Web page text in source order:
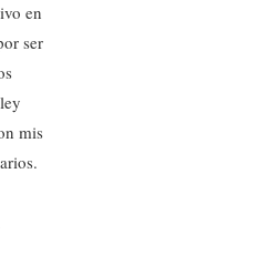
en
ser
mis